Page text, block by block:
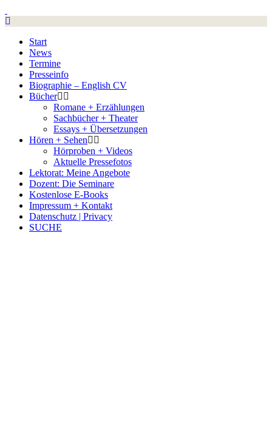
Start
News
Termine
Presseinfo
Biographie – English CV
Bücher
Romane + Erzählungen
Sachbücher + Theater
Essays + Über­setzungen
Hören + Sehen
Hörproben + Videos
Aktuelle Pressefotos
Lektorat: Meine Angebote
Dozent: Die Seminare
Kostenlose E-Books
Impressum + Kontakt
Datenschutz | Privacy
SUCHE